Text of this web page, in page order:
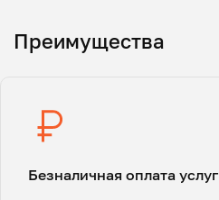
Преимущества
Безналичная оплата услуг